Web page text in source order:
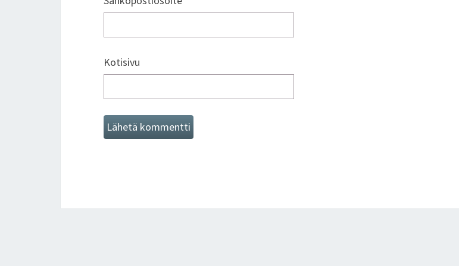
Kotisivu